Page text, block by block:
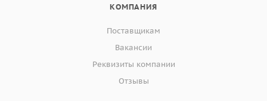
КОМПАНИЯ
Поставщикам
Вакансии
Реквизиты компании
Отзывы